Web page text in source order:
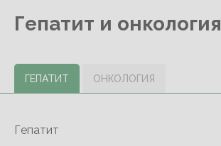
Гепатит и онкология
ГЕПАТИТ ОНКОЛОГИЯ
Гепатит